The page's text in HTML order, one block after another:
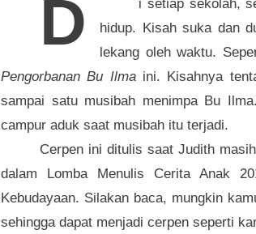
D
i setiap sekolah,
hidup. Kisah suka dan
lekang oleh waktu.
Pengorbanan Bu Ilmaini. Kisahnya
sampai satu musibah menimpa Bu
campur aduk saat musibah itu terjadi.
Cerpen ini ditulis saat Judith
dalam Lomba Menulis Cerita Anak
Kebudayaan. Silakan baca, mungkin
sehingga dapat menjadi cerpen seperti